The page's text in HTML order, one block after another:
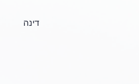
דינה